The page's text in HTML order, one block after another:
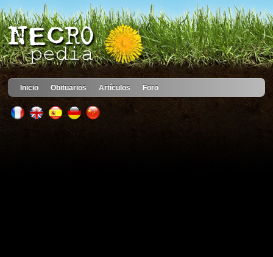
Inicio Obituarios Artículos Foro